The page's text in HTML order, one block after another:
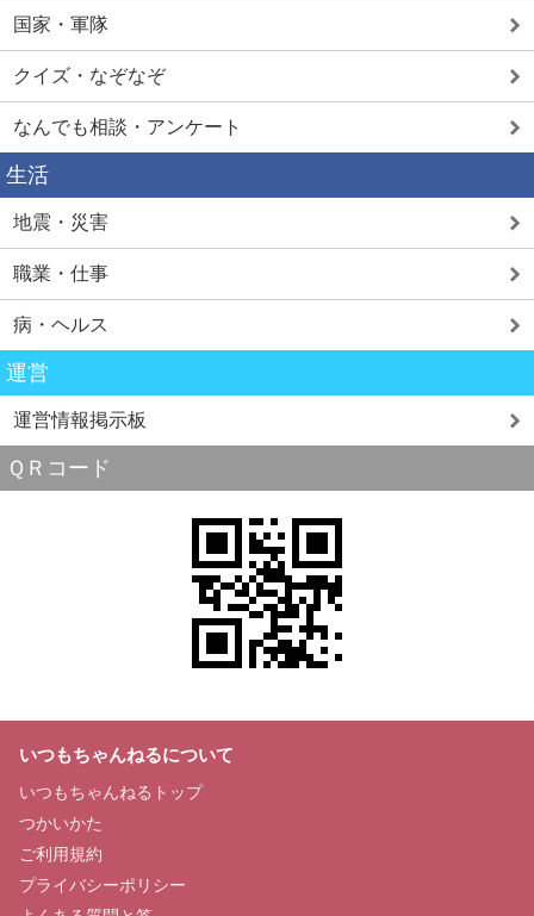
国家・軍隊
クイズ・なぞなぞ
なんでも相談・アンケート
生活
地震・災害
職業・仕事
病・ヘルス
運営
運営情報掲示板
ＱＲコード
いつもちゃんねるについて
いつもちゃんねるトップ
つかいかた
ご利用規約
プライバシーポリシー